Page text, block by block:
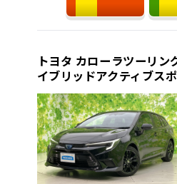
トヨタ カローラツーリン
イブリッドアクティブス